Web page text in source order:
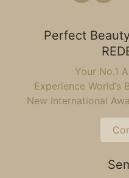
Perfect
Your No.1
Experience World’s
New International